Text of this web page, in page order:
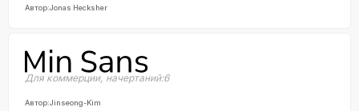
Автор:Jonas Hecksher
Для коммерции, начертаний:6
Автор:Jinseong-Kim